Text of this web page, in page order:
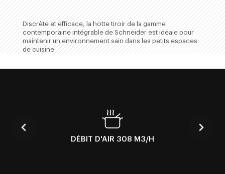
ACHETER
Discrète et efficace, la hotte tiroir de la gamme
contemporaine intégrable de Schneider est idéale pour
maintenir un environnement sain dans les petits espaces
de cuisine.
DÉBIT D'AIR 308 M3/H